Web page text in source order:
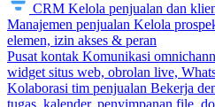
CRM Kelola penjualan dan
Manajemen penjualan Kelola
elemen, izin akses & peran
Pusat kontak Komunikasi
widget situs web, obrolan live,
Kolaborasi tim penjualan Bekerja
tugas, kalender, penyimpanan file,